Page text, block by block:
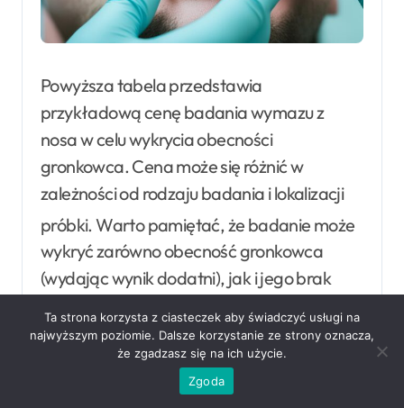
Powyższa tabela przedstawia
przykładową cenę badania wymazu z
nosa w celu wykrycia obecności
gronkowca. Cena może się różnić w
zależności od rodzaju badania i lokalizacji
próbki. Warto pamiętać, że badanie może
wykryć zarówno obecność gronkowca
(wydając wynik dodatni), jak i jego brak
dodatniego konieczne jest
przeprowadzenie dodatkowych badań
identyfikacyjnych i antybiogramu, aby
Ta strona korzysta z ciasteczek aby świadczyć usługi na
najwyższym poziomie. Dalsze korzystanie ze strony oznacza,
że zgadzasz się na ich użycie.
Zgoda